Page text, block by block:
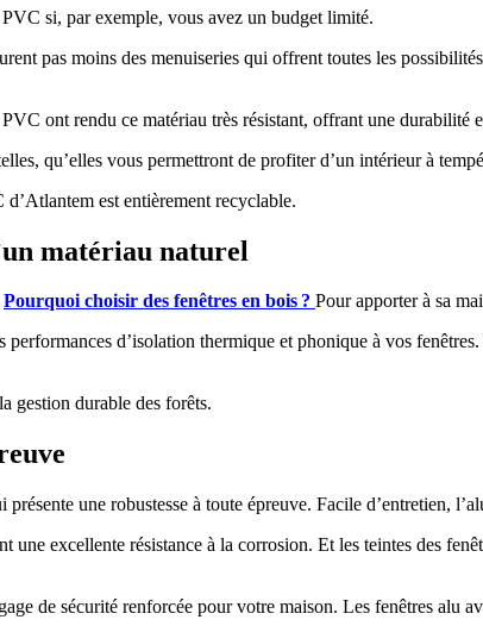
si, par exemple, vous avez un budget limité.
pas moins des menuiseries qui offrent toutes les
ont rendu ce matériau très résistant, offrant une durabilité
qu’elles vous permettront de profiter d’un intérieur à
est entièrement recyclable.
matériau naturel
Pourquoi choisir des fenêtres en bois ? Pour apporter à sa
d’isolation thermique et phonique à vos
gestion durable des forêts.
une robustesse à toute épreuve. Facile d’entretien,
une excellente résistance à la corrosion. Et les teintes des
de sécurité renforcée pour votre maison. Les fenêtres alu